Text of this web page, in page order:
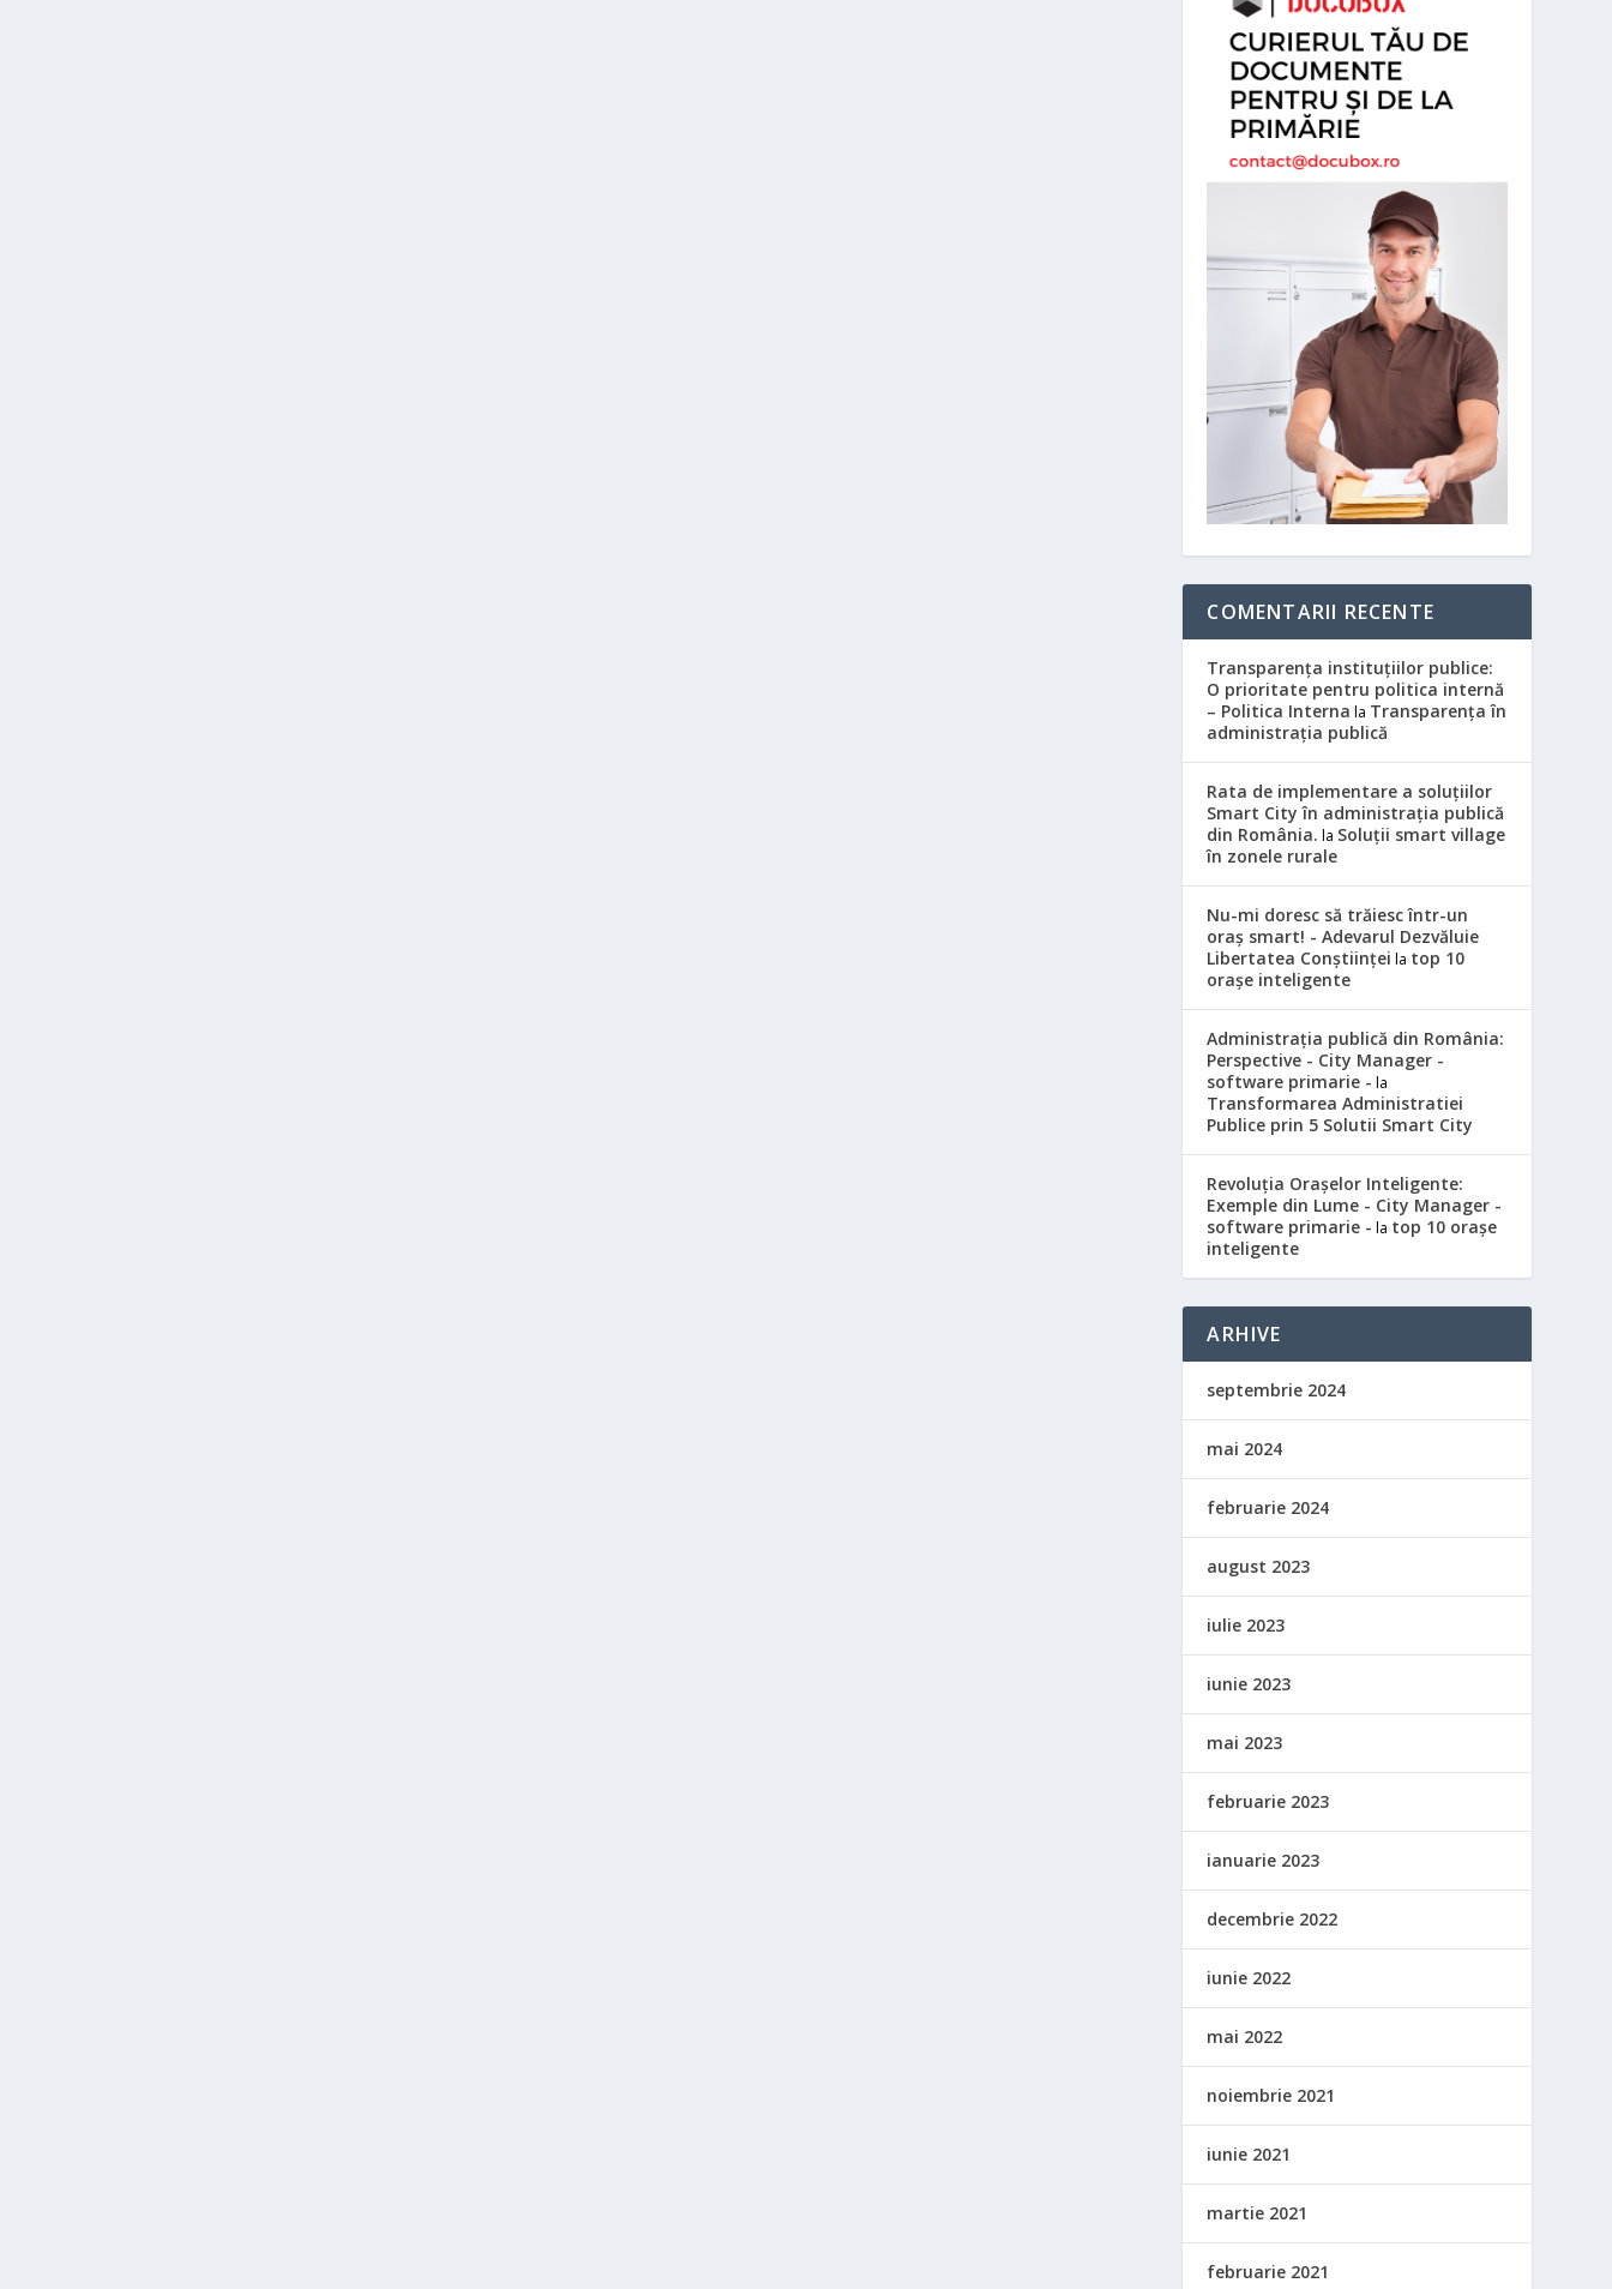
COMENTARII RECENTE
Transparența instituțiilor publice:
O prioritate pentru politica internă
– Politica Interna la Transparența în
administrația publică
Rata de implementare a soluțiilor
Smart City în administrația publică
din România. la Soluții smart village
în zonele rurale
Nu-mi doresc să trăiesc într-un
oraș smart! - Adevarul Dezvăluie
Libertatea Conștiinței la top 10
orașe inteligente
Administrația publică din România:
Perspective - City Manager -
software primarie - la
Transformarea Administratiei
Publice prin 5 Solutii Smart City
Revoluția Orașelor Inteligente:
Exemple din Lume - City Manager -
software primarie - la top 10 orașe
inteligente
ARHIVE
septembrie 2024
mai 2024
februarie 2024
august 2023
iulie 2023
iunie 2023
mai 2023
februarie 2023
ianuarie 2023
decembrie 2022
iunie 2022
mai 2022
noiembrie 2021
iunie 2021
martie 2021
februarie 2021